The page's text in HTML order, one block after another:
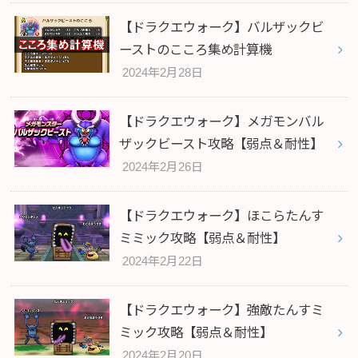
【ドラクエウォーク】バルザックビ
ーストのこころ集め計算機
2024年2月28日
【ドラクエウォーク】メガモンバル
ザックビースト攻略【弱点＆耐性】
2024年2月26日
【ドラクエウォーク】ほこらたんす
ミミック攻略【弱点＆耐性】
2024年2月22日
【ドラクエウォーク】強敵たんすミ
ミック攻略【弱点＆耐性】